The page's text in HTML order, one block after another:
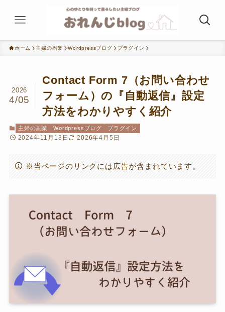
ホーム 主婦の副業 Wordpressブログ プラグイン
Contact Form 7（お問い合わせ
フォーム）の『自動返信』設定
方法をわかりやすく紹介
2026
4/05
主婦の副業 Wordpressブログ プラグイン
2024年11月13日 2026年4月5日
※当ページのリンクには広告が含まれています。